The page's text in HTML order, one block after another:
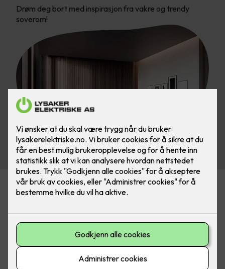
Drøm deg bort med inspirasjon fra vakre og trendy
soverom!